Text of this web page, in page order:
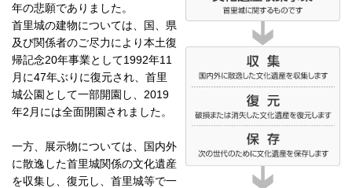
年の悲願でありました。
首里城の建物については、国、県
及び関係者のご尽力により本土復
帰記念20年事業として1992年11
月に47年ぶりに復元され、首里
城公園として一部開園し、2019
年2月には全面開園されました。
一方、展示物については、国内外
に散逸した首里城関係の文化遺産
を収集し、復元し、首里城等で一